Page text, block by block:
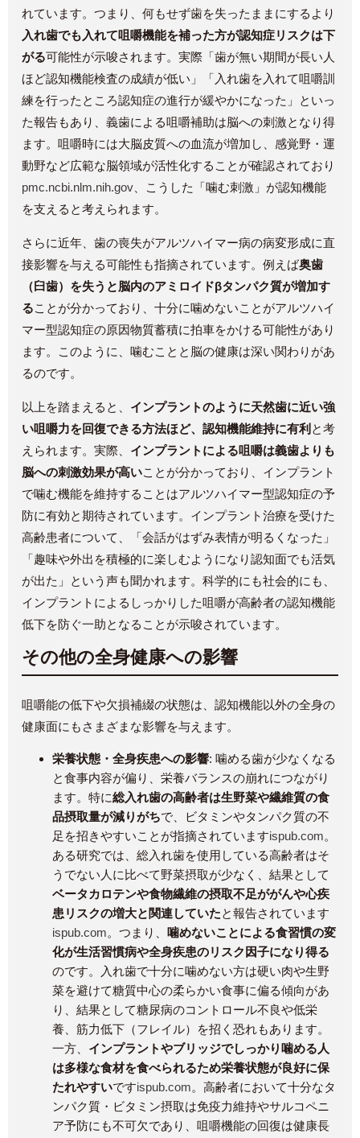
れています。つまり、何もせず歯を失ったままにするより
入れ歯でも入れて咀嚼機能を補った方が認知症リスクは下
がる可能性が示唆されます。実際「歯が無い期間が長い人
ほど認知機能検査の成績が低い」「入れ歯を入れて咀嚼訓
練を行ったところ認知症の進行が緩やかになった」といっ
た報告もあり、義歯による咀嚼補助は脳への刺激となり得
ます。咀嚼時には大脳皮質への血流が増加し、感覚野・運
動野など広範な脳領域が活性化することが確認されており​
pmc.ncbi.nlm.nih.gov 、こうした「噛む刺激」が認知機能
を支えると考えられます。
さらに近年、歯の喪失がアルツハイマー病の病変形成に直
接影響を与える可能性も指摘されています。例えば奥歯
（臼歯）を失うと脳内のアミロイドβタンパク質が増加す
ることが分かっており、十分に噛めないことがアルツハイ
マー型認知症の原因物質蓄積に拍車をかける可能性があり
ます。このように、噛むことと脳の健康は深い関わりがあ
るのです。
以上を踏まえると、 インプラントのように天然歯に近い強
い咀嚼力を回復できる方法ほど、認知機能維持に有利 と考
えられます。実際、 インプラントによる咀嚼は義歯よりも
脳への刺激効果が高いことが分かっており、インプラント
で噛む機能を維持することはアルツハイマー型認知症の予
防に有効と期待されています。インプラント治療を受けた
高齢患者について、「会話がはずみ表情が明るくなった」
「趣味や外出を積極的に楽しむようになり認知面でも活気
が出た」という声も聞かれます。科学的にも社会的にも、
インプラントによるしっかりした咀嚼が高齢者の認知機能
低下を防ぐ一助となることが示唆されています。
その他の全身健康への影響
咀嚼能の低下や欠損補綴の状態は、認知機能以外の全身の
健康面にもさまざまな影響を与えます。
栄養状態・全身疾患への影響: 噛める歯が少なくなる
と食事内容が偏り、栄養バランスの崩れにつながり
ます。特に総入れ歯の高齢者は生野菜や繊維質の食
品摂取量が減りがちで、ビタミンやタンパク質の不
足を招きやすいことが指摘されています​ispub.com。
ある研究では、総入れ歯を使用している高齢者はそ
うでない人に比べて野菜摂取が少なく、結果として
ベータカロテンや食物繊維の摂取不足ががんや心疾
患リスクの増大と関連していたと報告されています​
ispub.com。つまり、 噛めないことによる食習慣の変
化が生活習慣病や全身疾患のリスク因子になり得る
のです。入れ歯で十分に噛めない方は硬い肉や生野
菜を避けて糖質中心の柔らかい食事に偏る傾向があ
り、結果として糖尿病のコントロール不良や低栄
養、筋力低下（フレイル）を招く恐れもあります。
一方、 インプラントやブリッジでしっかり噛める人
は多様な食材を食べられるため栄養状態が良好に保
たれやすいです​ispub.com。高齢者において十分なタ
ンパク質・ビタミン摂取は免疫力維持やサルコペニ
ア予防にも不可欠であり、咀嚼機能の回復は健康長